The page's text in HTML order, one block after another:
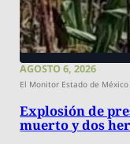
AGOSTO 6, 2026
El Monitor Estado de México
Explosión de
muerto y dos